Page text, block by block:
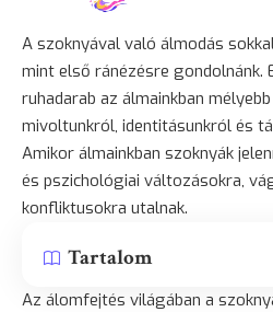
A szoknyával való álmodás
mint első ránézésre
ruhadarab az álmainkban
mivoltunkról, identitásunkról és
Amikor álmainkban szoknyák
és pszichológiai változásokra,
konfliktusokra utalnak.
Tartalom
Az álomfejtés világában a